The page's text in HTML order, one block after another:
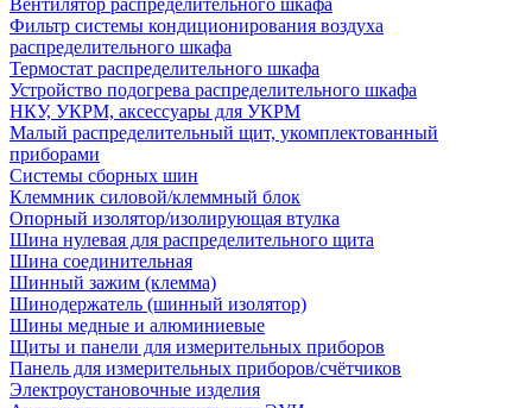
Вентилятор распределительного шкафа
Фильтр системы кондиционирования воздуха
распределительного шкафа
Термостат распределительного шкафа
Устройство подогрева распределительного шкафа
НКУ, УКРМ, аксессуары для УКРМ
Малый распределительный щит, укомплектованный
приборами
Системы сборных шин
Клеммник силовой/клеммный блок
Опорный изолятор/изолирующая втулка
Шина нулевая для распределительного щита
Шина соединительная
Шинный зажим (клемма)
Шинодержатель (шинный изолятор)
Шины медные и алюминиевые
Щиты и панели для измерительных приборов
Панель для измерительных приборов/счётчиков
Электроустановочные изделия